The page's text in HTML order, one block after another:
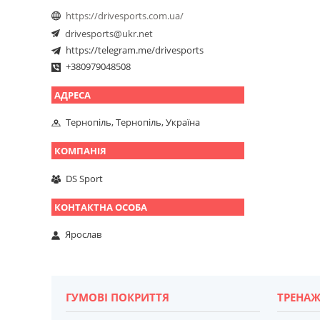
https://drivesports.com.ua/
drivesports@ukr.net
https://telegram.me/drivesports
+380979048508
Тернопіль, Тернопіль, Україна
DS Sport
Ярослав
ГУМОВІ ПОКРИТТЯ